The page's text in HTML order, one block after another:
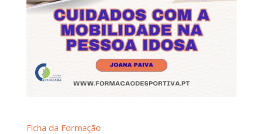
Ficha da Formação